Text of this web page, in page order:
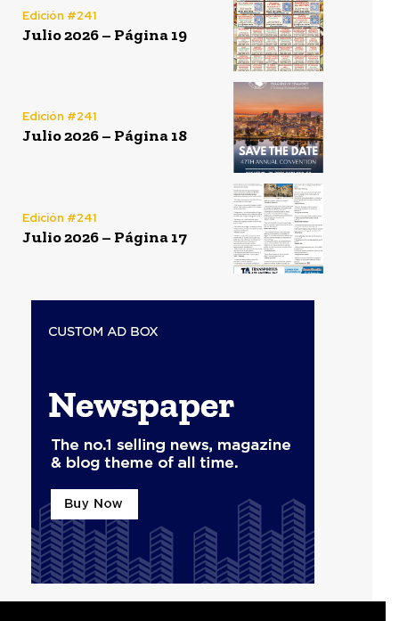
Edición #241
Julio 2026 – Página 19
Edición #241
Julio 2026 – Página 18
Edición #241
Julio 2026 – Página 17